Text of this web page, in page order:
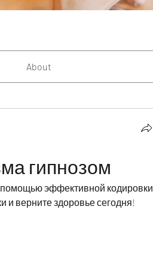
About
гипнозом
помощью эффективной кодировки
и верните здоровье сегодня!